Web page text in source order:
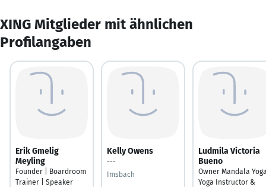
XING Mitglieder mit ähnlichen
Profilangaben
Erik Gmelig
Meyling
Founder | Boardroom
Trainer | Speaker
Kelly Owens
---
Imsbach
Ludmila Victoria
Bueno
Owner Mandala
Yoga Instructor &